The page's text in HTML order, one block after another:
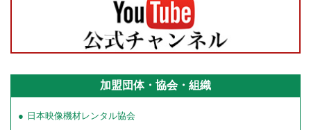
加盟団体・協会・組織
日本映像機材レンタル協会